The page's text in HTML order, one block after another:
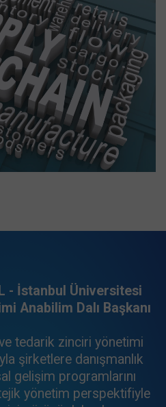
- İstanbul Üniversitesi
Anabilim Dalı Başkanı
tedarik zinciri yönetimi
şirketlere danışmanlık
gelişim programlarını
yönetim perspektifiyle